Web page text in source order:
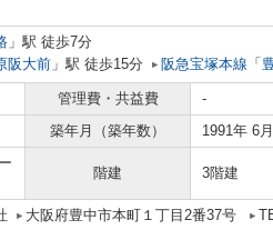
」駅 徒歩7分
阪大前 」駅 徒歩15分 阪急宝塚本線 「
管理費・共益費
-
築年月（築年数） 1991年 6
階建 3階建
大阪府豊中市本町１丁目2番37号